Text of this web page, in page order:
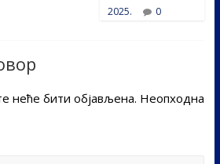
2025.
0
неће бити објављена. Неопходна